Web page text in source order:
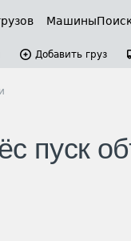
Машины
Добавить груз
пуск